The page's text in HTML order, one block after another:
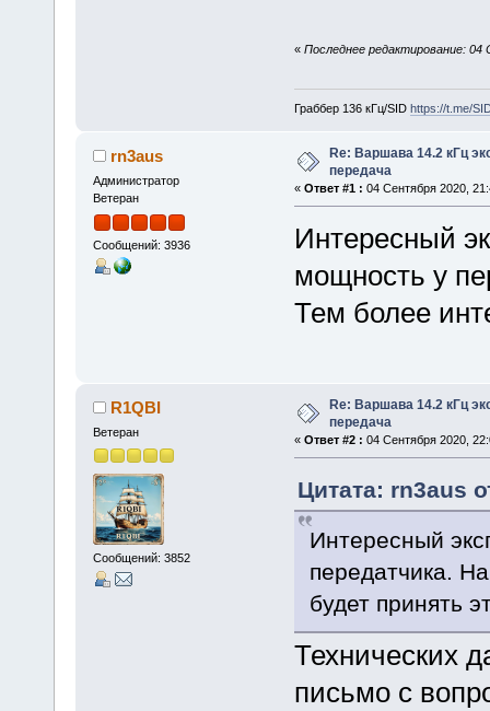
« Последнее редактирование: 04
Граббер 136 кГц/SID https://t.me/
rn3aus
Администратор
Ветеран
Сообщений: 3936
Re: Варшава 14.2 кГц
передача
« Ответ #1 : 04 Сентября 2020,
Интересный
мощность у
Тем более
R1QBI
Ветеран
Сообщений: 3852
Re: Варшава 14.2 кГц
передача
« Ответ #2 : 04 Сентября 2020,
Цитата: rn3aus
Интересный
передатчика.
будет принять
Технических
письмо с